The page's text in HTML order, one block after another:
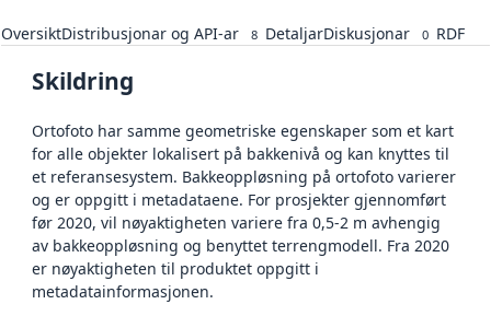
OversiktDistribusjonar og API-ar 8 DetaljarDiskusjonar 0 RDF
Skildring
Ortofoto har samme geometriske egenskaper som et kart
for alle objekter lokalisert på bakkenivå og kan knyttes til
et referansesystem. Bakkeoppløsning på ortofoto varierer
og er oppgitt i metadataene. For prosjekter gjennomført
før 2020, vil nøyaktigheten variere fra 0,5-2 m avhengig
av bakkeoppløsning og benyttet terrengmodell. Fra 2020
er nøyaktigheten til produktet oppgitt i
metadatainformasjonen.